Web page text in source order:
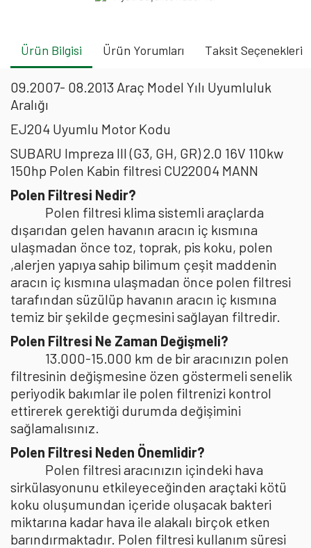
Ürün Bilgisi Ürün Yorumları Taksit Seçenekleri
09.2007- 08.2013 Araç Model Yılı Uyumluluk
Aralığı
EJ204 Uyumlu Motor Kodu
SUBARU Impreza III (G3, GH, GR) 2.0 16V 110kw
150hp Polen Kabin filtresi CU22004 MANN
Polen Filtresi Nedir?
Polen filtresi klima sistemli araçlarda
dışarıdan gelen havanın aracın iç kısmına
ulaşmadan önce toz, toprak, pis koku, polen
,alerjen yapıya sahip bilimum çeşit maddenin
aracın iç kısmına ulaşmadan önce polen filtresi
tarafından süzülüp havanın aracın iç kısmına
temiz bir şekilde geçmesini sağlayan filtredir.
Polen Filtresi Ne Zaman Değişmeli?
13.000-15.000 km de bir aracınızın polen
filtresinin değişmesine özen göstermeli senelik
periyodik bakımlar ile polen filtrenizi kontrol
ettirerek gerektiği durumda değişimini
sağlamalısınız.
Polen Filtresi Neden Önemlidir?
Polen filtresi aracınızın içindeki hava
sirkülasyonunu etkileyeceğinden araçtaki kötü
koku oluşumundan içeride oluşacak bakteri
miktarına kadar hava ile alakalı birçok etken
barındırmaktadır. Polen filtresi kullanım süresi